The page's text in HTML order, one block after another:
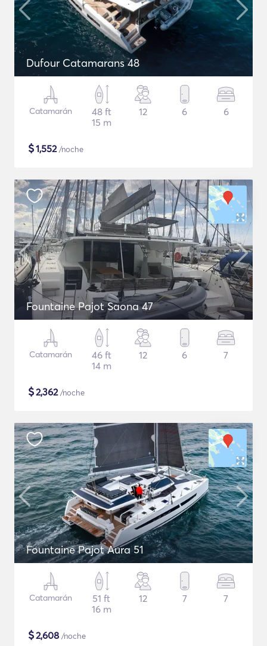
Dufour Catamarans 48
Catamarán
48 ft
15 m
12 6 6
$1,552/noche
Fountaine Pajot Saona 47
Catamarán
46 ft
14 m
12 6 7
$2,362/noche
Fountaine Pajot Aura 51
Catamarán
51 ft
16 m
12 7 7
$2,608 /noche